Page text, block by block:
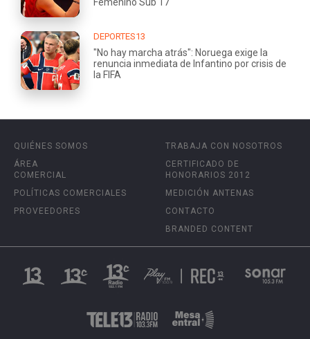
DEPORTES13
"No hay marcha atrás": Noruega exige la
renuncia inmediata de Infantino por crisis de
la FIFA
QUIÉNES SOMOS
ÁREA
COMERCIAL
POLÍTICAS COMERCIALES
PROVEEDORES
TRABAJA CON NOSOTROS
CERTIFICADO DE
HONORARIOS 2012
MEDICIÓN ANTENAS
CONTACTO
BRANDED CONTENT